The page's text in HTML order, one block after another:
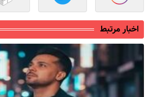
اخبار مرتبط